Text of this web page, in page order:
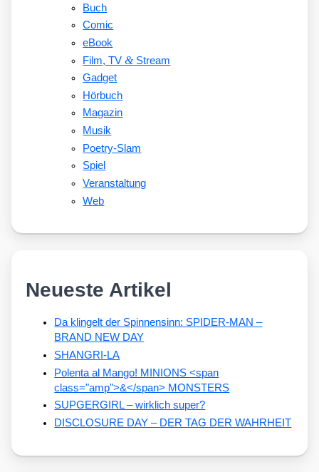
Buch
Comic
eBook
Film, TV&Stream
Gadget
Hörbuch
Magazin
Musik
Poetry-Slam
Spiel
Veranstaltung
Web
Neueste Artikel
Da klingelt der Spinnensinn: SPIDER-MAN –
BRAND NEW DAY
SHANGRI-LA
Polenta al Mango! MINIONS <span
class="amp">&</span> MONSTERS
SUPGERGIRL – wirklich super?
DISCLOSURE DAY – DER TAG DER WAHRHEIT